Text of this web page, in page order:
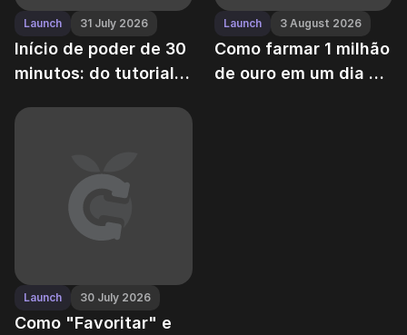
Launch 31 July 2026
Início de poder de 30
minutos: do tutorial
a Garden
Launch 3 August 2026
Como farmar 1 milhão
de ouro em um dia —
Launch 30 July 2026
Como "Favoritar" e